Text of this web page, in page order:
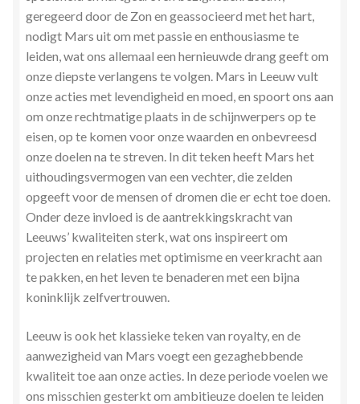
Stress en Burn-out Coaching
Tarot
Transactionele Analyse
Verbinden en Transformeren met 17 Archeia en hun
Tweelingvlam
Webshop
Winkel
Winkelwagen
Zielsgeoriënteerde Jobcoaching
geregeerd door de Zon en geassocieerd met het hart,
nodigt Mars uit om met passie en enthousiasme te
leiden, wat ons allemaal een hernieuwde drang geeft om
onze diepste verlangens te volgen. Mars in Leeuw vult
onze acties met levendigheid en moed, en spoort ons aan
om onze rechtmatige plaats in deschijnwerpers op te
eisen, op te komen voor onze waarden en onbevreesd
onze doelen na te streven. In dit teken heeft Mars het
uithoudingsvermogen van een vechter, die zelden
opgeeft voor de mensen of dromen die er echt toe doen.
Onder deze invloed is de aantrekkingskracht van
Leeuws’ kwaliteiten sterk, wat ons inspireert om
projecten en relaties met optimisme en veerkracht aan
te pakken, en het leven te benaderen met een bijna
koninklijk zelfvertrouwen.
Leeuw is ook het klassieke teken van royalty, en de
aanwezigheid van Mars voegt een gezaghebbende
kwaliteit toe aan onze acties. In deze periode voelen we
ons misschien gesterkt om ambitieuze doelen te leiden